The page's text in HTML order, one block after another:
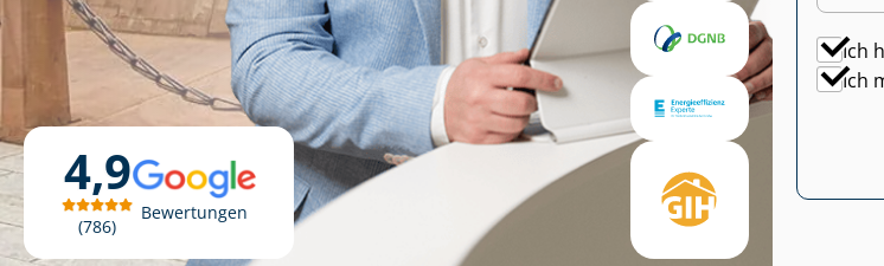
4,9
786
Bewertungen
Ich
Ich